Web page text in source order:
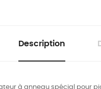
Description
à anneau spécial pour